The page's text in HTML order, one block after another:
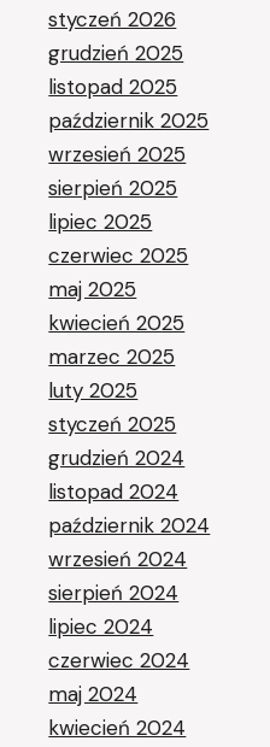
styczeń 2026
grudzień 2025
listopad 2025
październik 2025
wrzesień 2025
sierpień 2025
lipiec 2025
czerwiec 2025
maj 2025
kwiecień 2025
marzec 2025
luty 2025
styczeń 2025
grudzień 2024
listopad 2024
październik 2024
wrzesień 2024
sierpień 2024
lipiec 2024
czerwiec 2024
maj 2024
kwiecień 2024